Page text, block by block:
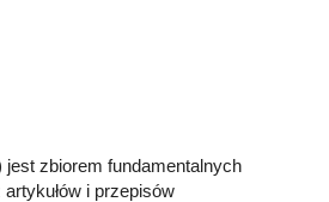
zbiorem fundamentalnych
i przepisów